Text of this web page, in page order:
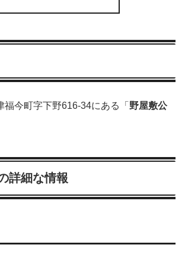
福今町字下野616-34にある「 野屋敷公
詳細な情報